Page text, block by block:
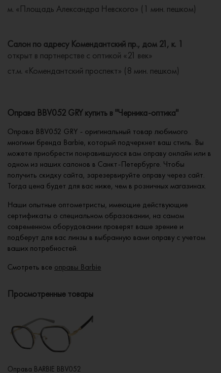
м. «Площадь Александра Невского» (1 мин. пешком)
Салон по адресу Комендантский пр., дом 21, к. 1
открыт в партнерстве с оптикой «21 век»
ст.м. «Комендантский проспект» (8 мин. пешком)
Оправа BBV052 GRY купить в "Черника-оптика"
Оправа BBV052 GRY - оригинальный товар любимого
многими бренда Barbie, который подчеркнет ваш стиль. Вы
можете приобрести понравившуюся вам оправу онлайн или в
одном из наших салонов в Санкт-Петербурге. Чтобы
получить скидку сайта, зарезервируйте оправу через сайт.
Тогда цена будет для вас ниже, чем в розничных магазинах.
Наши опытные оптометристы, имеющие действующие
сертификаты о специальном образовании, на самом
современном оборудовании проверят ваше зрение и
подберут для вас линзы в выбранную вами оправу с учетом
ваших потребностей.
Смотреть все оправы Barbie
Просмотренные товары
Оправа BARBIE BBV052